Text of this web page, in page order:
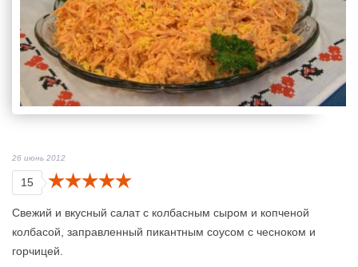
26 июнь 2012
15
Свежий и вкусный салат с колбасным сыром и копченой
колбасой, заправленный пикантным соусом с чесноком и
горчицей.